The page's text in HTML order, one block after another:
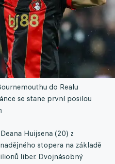
do Realu
se stane první posilou
Huijsena (20) z
stopera na základě
liber. Dvojnásobný